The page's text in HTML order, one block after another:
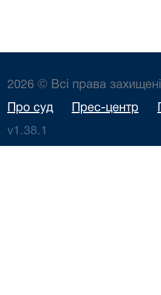
2026 © Всі права захищені
Про суд Прес-центр
v1.38.1